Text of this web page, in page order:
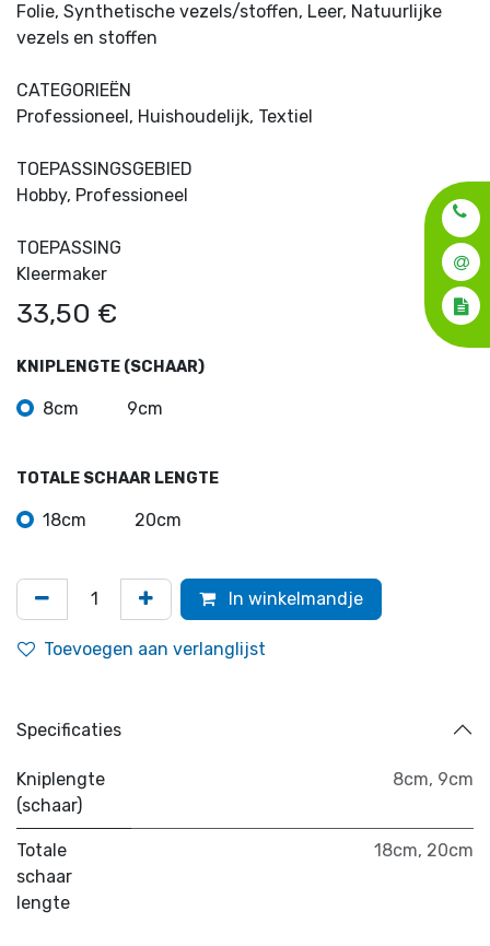
Folie, Synthetische vezels/stoffen, Leer, Natuurlijke
vezels en stoffen
CATEGORIEËN
Professioneel, Huishoudelijk, Textiel
TOEPASSINGSGEBIED
Hobby, Professioneel
TOEPASSING
Kleermaker
33,50 €
KNIPLENGTE (SCHAAR)
8cm 9cm
TOTALE SCHAAR LENGTE
18cm 20cm
In winkelmandje
Toevoegen aan verlanglijst
Specificaties
Kniplengte
(schaar)
8cm, 9cm
Totale
schaar
lengte
18cm, 20cm